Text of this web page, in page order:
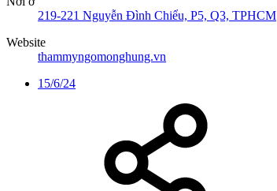
219-221 Nguyễn Đình Chiểu, P5, Q3, TPHCM
Website
thammyngomonghung.vn
15/6/24